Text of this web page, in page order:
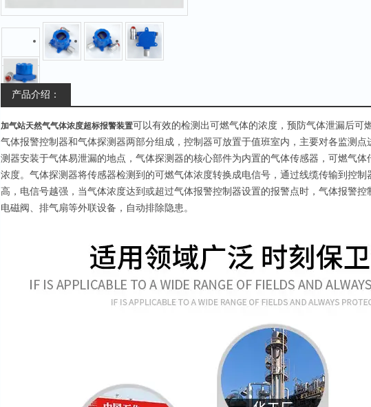
产品介绍：
加气站天然气气体浓度超标报警装置可以有效的检测出可燃气体的浓度，预防气体泄漏后可
气体报警控制器和气体探测器两部分组成，控制器可放置于值班室内，主要对各监测点
测器安装于气体易泄漏的地点，气体探测器的核心部件为内置的气体传感器，可燃气体
浓度。气体探测器将传感器检测到的可燃气体浓度转换成电信号，通过线缆传输到控制
高，电信号越强，当气体浓度达到或超过气体报警控制器设置的报警点时，气体报警
电磁阀、排气扇等外联设备，自动排除隐患。